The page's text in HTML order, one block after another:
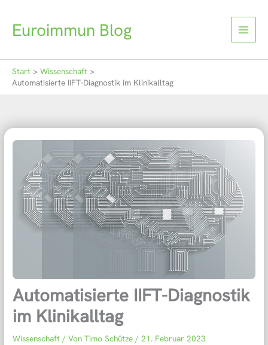
springenEuroimmun Blog
Start
Wissenschaft
Automatisierte IIFT-Diagnostik im Klinikalltag
Automatisierte IIFT-Diagnostik
im Klinikalltag
Wissenschaft / VonTimo Schütze/21. Februar 2023